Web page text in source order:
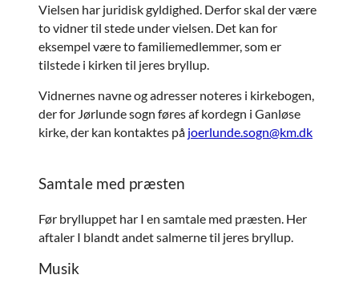
Vielsen har juridisk gyldighed. Derfor skal der være
to vidner til stede under vielsen. Det kan for
eksempel være to familiemedlemmer, som er
tilstede i kirken til jeres bryllup.
Vidnernes navne og adresser noteres i kirkebogen,
der for Jørlunde sogn føres af kordegn i Ganløse
kirke, der kan kontaktes på joerlunde.sogn@km.dk
Samtale med præsten
Før brylluppet har I en samtale med præsten. Her
aftaler I blandt andet salmerne til jeres bryllup.
Musik